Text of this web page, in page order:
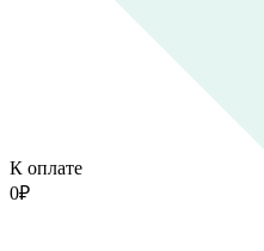
К оплате
0₽